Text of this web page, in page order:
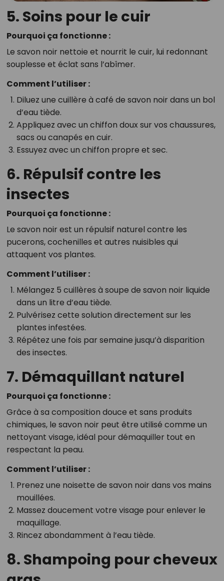
5. Soins pour le cuir
Pourquoi ça fonctionne :
Le savon noir nettoie et nourrit le cuir, lui redonnant
souplesse et éclat sans l’abîmer.
Comment l’utiliser :
Diluez une cuillère à café de savon noir dans un bol
d’eau tiède.
Appliquez avec un chiffon doux sur vos chaussures,
sacs ou canapés en cuir.
Essuyez avec un chiffon propre et sec.
6. Répulsif contre les
insectes
Pourquoi ça fonctionne :
Le savon noir est un répulsif naturel contre les
pucerons, cochenilles et autres nuisibles qui
attaquent vos plantes.
Comment l’utiliser :
Mélangez 5 cuillères à soupe de savon noir liquide
dans un litre d’eau tiède.
Pulvérisez cette solution directement sur les
plantes infestées.
Répétez une fois par semaine jusqu’à disparition
des insectes.
7. Démaquillant naturel
Pourquoi ça fonctionne :
Grâce à sa composition douce et sans produits
chimiques, le savon noir peut être utilisé comme un
nettoyant visage, idéal pour démaquiller tout en
respectant la peau.
Comment l’utiliser :
Prenez une noisette de savon noir dans vos mains
mouillées.
Massez doucement votre visage pour enlever le
maquillage.
Rincez abondamment à l’eau tiède.
8. Shampoing pour cheveux